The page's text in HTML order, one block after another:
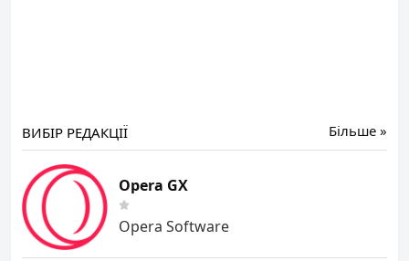
Більше »
ВИБІР РЕДАКЦІЇ
Opera GX
Opera Software